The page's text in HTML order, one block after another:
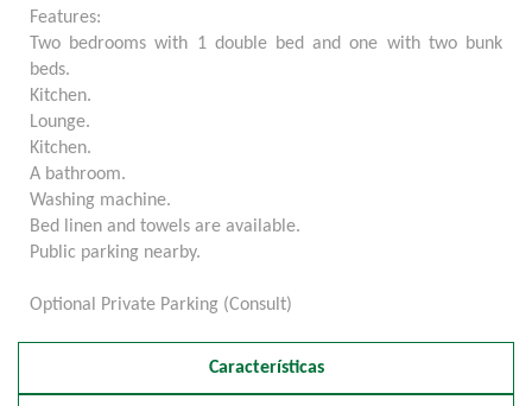
Features:
Two bedrooms with 1 double bed and one with two bunk
beds.
Kitchen.
Lounge.
Kitchen.
A bathroom.
Washing machine.
Bed linen and towels are available.
Public parking nearby.
Optional Private Parking (Consult)
Características